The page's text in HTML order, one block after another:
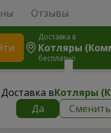
Отзывы
Доставка в
бесплатно
Доставка в
Да
Сменить